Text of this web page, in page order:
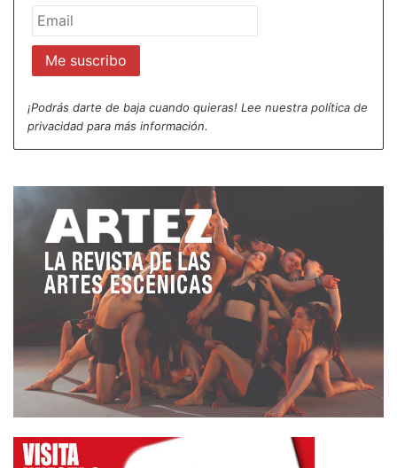
ofertas, la vida es maravillosa, tu presupuesto, tu
plaza fija y multitud de propuestas para elegir. Si
estás en una de esas capitales con decenas de
del mundo teatral, pero la realidad es otra, todo el
sistema se basa en la autoexplotación de cientos
debe diagnosticar desde los centros de poder, que
son, a mi entender, los que no se quieren enterar
de la realidad.
Por eso, decía, no tengo otro propósito este año
que seguir a quienes me han enseñado caminos
nuevos, o que han sabido descifrar en la selva en
la que han nacido y crecido las sendas por donde
llegar a sus objetivos, como si siempre hubieran
tenido la brújula muy bien colocada en sus manos,
querían. Voy a señalar a dos de esas realidades
¡Podrás darte de baja cuando quieras! Lee nuestra política de
privacidad para más información.